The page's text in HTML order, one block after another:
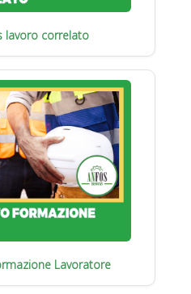
lavoro correlato
Lavoratore